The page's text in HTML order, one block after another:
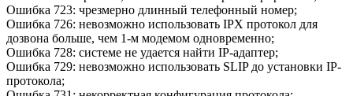
Ошибка 723: чрезмерно длинный телефонный номер;
Ошибка 726: невозможно использовать IPX протокол для
дозвона больше, чем 1-м модемом одновременно;
Ошибка 728: системе не удается найти IP-адаптер;
Ошибка 729: невозможно использовать SLIP до установки IP-
протокола;